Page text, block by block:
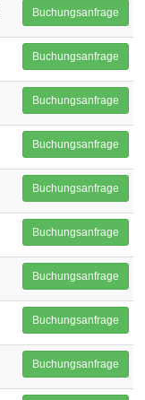
Buchungsanfrage
Buchungsanfrage
Buchungsanfrage
Buchungsanfrage
Buchungsanfrage
Buchungsanfrage
Buchungsanfrage
Buchungsanfrage
Buchungsanfrage